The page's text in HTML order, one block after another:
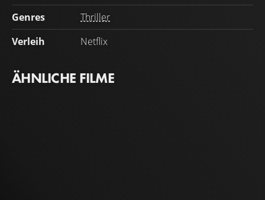
Genres
Thriller
Verleih
Netflix
ÄHNLICHE FILME